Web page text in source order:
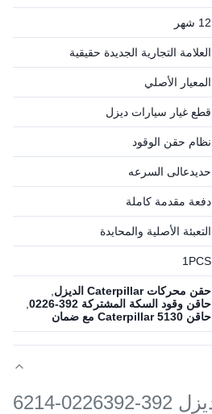
12 شهر
العلامة التجارية الجديدة حقيقية
المعيار الأصلي
قطع غيار سيارات ديزل
نظام حقن الوقود
حديدعالى السرعه
دفعة مقدمة كاملة
التعبئة الأصلية والمحايدة
1PСS
حقن محركات Caterpillar الديزل
حاقن وقود السكة المشتركة 392-0226
حاقن Caterpillar 5130 مع ضمان
حاقن محرك الديزل 392-0226392-6214